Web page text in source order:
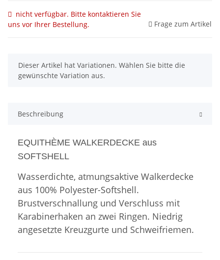
nicht verfügbar. Bitte kontaktieren Sie
uns vor Ihrer Bestellung.
Frage zum Artikel
x
Dieser Artikel hat Variationen. Wählen Sie bitte die
gewünschte Variation aus.
Beschreibung
EQUITHÈME WALKERDECKE aus
SOFTSHELL
Wasserdichte, atmungsaktive Walkerdecke
aus 100% Polyester-Softshell.
Brustverschnallung und Verschluss mit
Karabinerhaken an zwei Ringen. Niedrig
angesetzte Kreuzgurte und Schweifriemen.